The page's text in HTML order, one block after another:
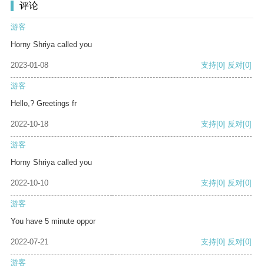
评论
游客
Horny Shriya called you
2023-01-08 支持[0] 反对[0]
游客
Hello,? Greetings fr
2022-10-18 支持[0] 反对[0]
游客
Horny Shriya called you
2022-10-10 支持[0] 反对[0]
游客
You have 5 minute oppor
2022-07-21 支持[0] 反对[0]
游客